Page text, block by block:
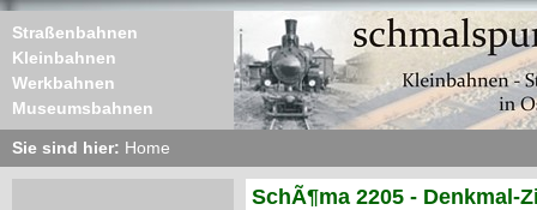
Straßenbahnen
Kleinbahnen
Werkbahnen
Museumsbahnen
Sie sind hier: Home
SchÃ¶ma 2205 - Denkmal-